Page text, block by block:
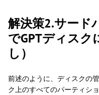
解決策2.サード
でGPTディスク
し）
前述のように、ディスクの
ク上のすべてのパーティシ